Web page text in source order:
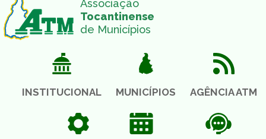
Associação
Tocantinense
de Municípios
INSTITUCIONAL MUNICÍPIOS AGÊNCIA ATM